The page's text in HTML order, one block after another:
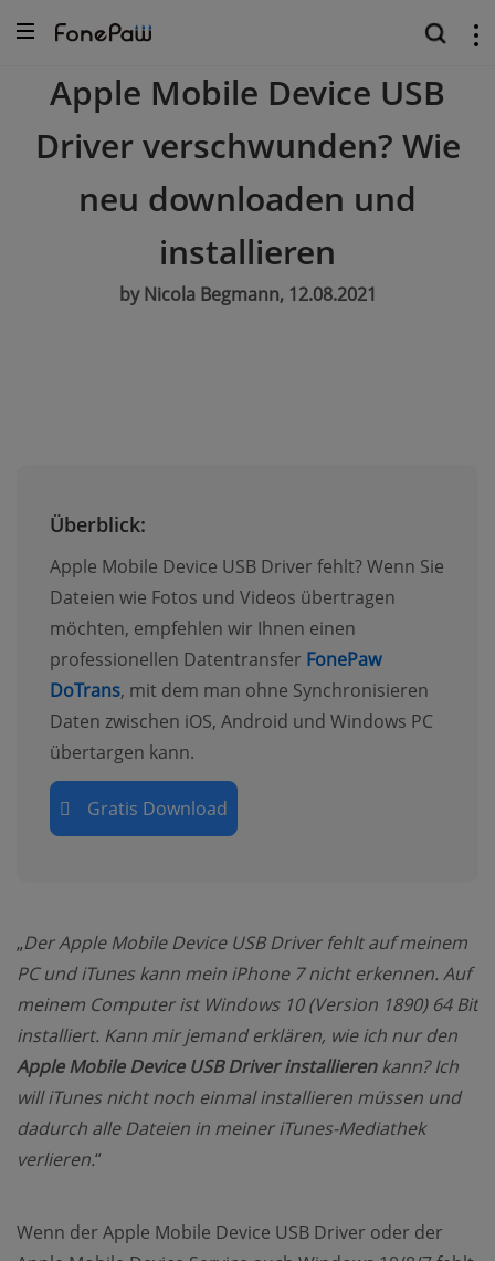
Apple Mobile Device USB
Driver verschwunden? Wie
neu downloaden und
installieren
by Nicola Begmann, 12.08.2021
Überblick:
Apple Mobile Device USB Driver fehlt? Wenn Sie
Dateien wie Fotos und Videos übertragen
möchten, empfehlen wir Ihnen einen
professionellen Datentransfer FonePaw
DoTrans, mit dem man ohne Synchronisieren
Daten zwischen iOS, Android und Windows PC
übertargen kann.
Gratis Download
„Der Apple Mobile Device USB Driver fehlt auf meinem
PC und iTunes kann mein iPhone 7 nicht erkennen. Auf
meinem Computer ist Windows 10 (Version 1890) 64 Bit
installiert. Kann mir jemand erklären, wie ich nur den
Apple Mobile Device USB Driver installierenkann? Ich
will iTunes nicht noch einmal installieren müssen und
dadurch alle Dateien in meiner iTunes-Mediathek
verlieren.“
Wenn der Apple Mobile Device USB Driver oder der